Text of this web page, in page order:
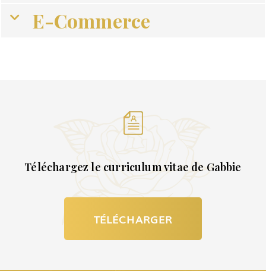
E-Commerce
Téléchargez le curriculum vitae de Gabbie
TÉLÉCHARGER